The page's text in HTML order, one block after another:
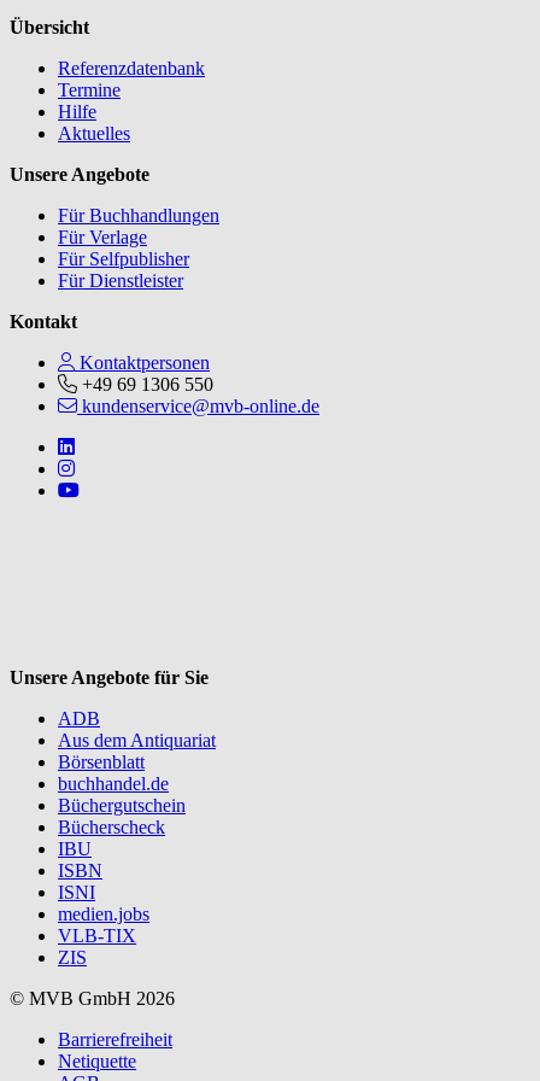
Übersicht
Referenzdatenbank
Termine
Hilfe
Aktuelles
Unsere Angebote
Für Buchhandlungen
Für Verlage
Für Selfpublisher
Für Dienstleister
Kontakt
Kontaktpersonen
+49 69 1306 550
kundenservice@mvb-online.de
Follow us on https://www.linkedin.com/company/mvbbooks
Follow us on https://www.instagram.com/lifeatmvb/
Follow us on https://www.youtube.com/@mvbbooks
Unsere Angebote für Sie
ADB
Aus dem Antiquariat
Börsenblatt
buchhandel.de
Büchergutschein
Bücherscheck
IBU
ISBN
ISNI
medien.jobs
VLB-TIX
ZIS
© MVB GmbH 2026
Barrierefreiheit
Netiquette